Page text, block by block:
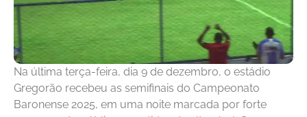
Na última terça-feira, dia 9 de dezembro, o estádio
Gregorão recebeu as semifinais do Campeonato
Baronense 2025, em uma noite marcada por forte